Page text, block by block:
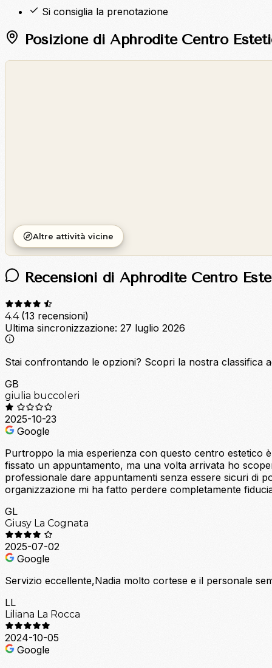
Si consiglia la prenotazione
Posizione di Aphrodite Centro
Altre attività vicine
Recensioni di Aphrodite Centro
4.4 (13 recensioni)
Ultima sincronizzazione: 27 luglio 2026
Stai confrontando le opzioni? Scopri la nostra classifica
GB
giulia buccoleri
2025-10-23
Google
Purtroppo la mia esperienza con questo centro estetico
fissato un appuntamento, ma una volta arrivata ho
professionale dare appuntamenti senza essere sicuri di
organizzazione mi ha fatto perdere completamente
GL
Giusy La Cognata
2025-07-02
Google
Servizio eccellente,Nadia molto cortese e il personale
LL
Liliana La Rocca
2024-10-05
Google